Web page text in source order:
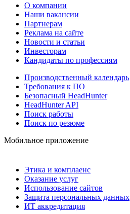
О компании
Наши вакансии
Партнерам
Реклама на сайте
Новости и статьи
Инвесторам
Кандидаты по профессиям
Производственный календарь
Требования к ПО
Безопасный HeadHunter
HeadHunter API
Поиск работы
Поиск по резюме
Мобильное приложение
Этика и комплаенс
Оказание услуг
Использование сайтов
Защита персональных данных
ИТ аккредитация